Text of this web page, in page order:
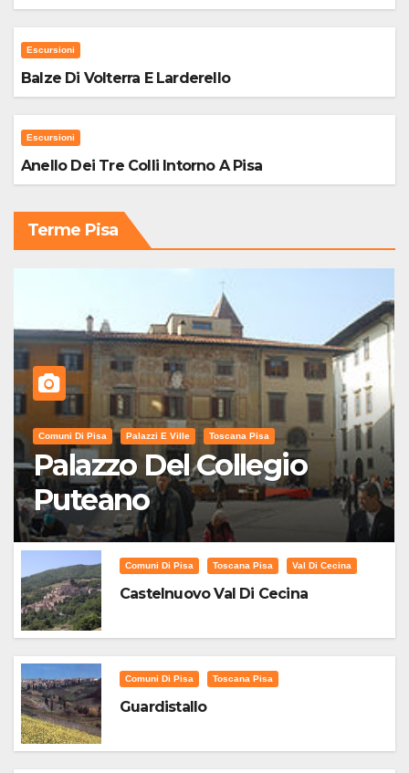
Escursioni
Balze Di Volterra E Larderello
Escursioni
Anello Dei Tre Colli Intorno A Pisa
Terme Pisa
Comuni Di Pisa Palazzi E Ville Toscana Pisa
Palazzo Del Collegio
Puteano
Comuni Di Pisa Toscana Pisa Val Di Cecina
Castelnuovo Val Di Cecina
Comuni Di Pisa Toscana Pisa
Guardistallo